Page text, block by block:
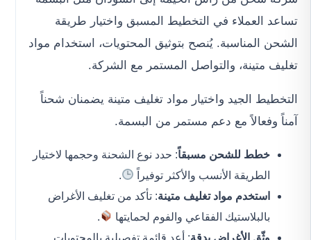
تساعد العملاء في التخطيط المسبق واختيار طريقة
الشحن المناسبة. يُنصح بتوثيق المحتويات، استخدام مواد
تغليف متينة، والتواصل المستمر مع الشركة.
التخطيط الجيد واختيار مواد تغليف متينة يضمنان شحناً
آمناً وفعالاً مع دعم مستمر من البسمة.
خطط للشحن مسبقاً: حدد نوع الشحنة وحجمها لاختيار
الطريقة الأنسب والأكثر توفيراً
.
استخدم مواد تغليف متينة: تأكد من تغليف الأغراض
بالبلاستيك الفقاعي والفوم لحمايتها
.
وثّق الأغراض بدقة: أعد قائمة تفصيلية بالمحتويات